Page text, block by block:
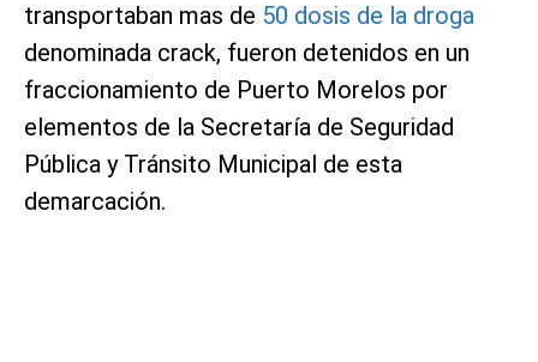
transportaban mas de 50 dosis de la droga
denominada crack, fueron detenidos en un
fraccionamiento de Puerto Morelos por
elementos de la Secretaría de Seguridad
Pública y Tránsito Municipal de esta
demarcación.